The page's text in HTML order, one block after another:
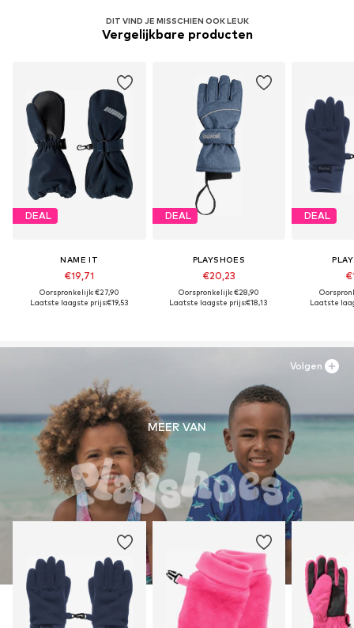
DIT VIND JE MISSCHIEN OOK LEUK
Vergelijkbare producten
DEAL
NAME IT
€19,71
Oorspronkelijk: €27,90
Laatste laagste prijs:€19,53
DEAL
PLAYSHOES
€20,23
Oorspronkelijk: €28,90
Laatste laagste prijs:€18,13
DEAL
Laatste
MEER VAN
Volgen